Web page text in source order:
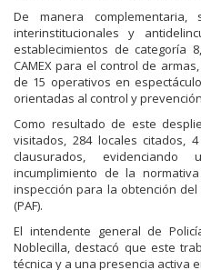
De manera
interinstitucionales y
establecimientos de categoría
CAMEX para el control de
de 15 operativos en
orientadas al control y
Como resultado de este
visitados, 284 locales citados,
clausurados,
incumplimiento de la
inspección para la obtención
(PAF).
El intendente general de
Noblecilla, destacó que este
técnica y a una presencia activa